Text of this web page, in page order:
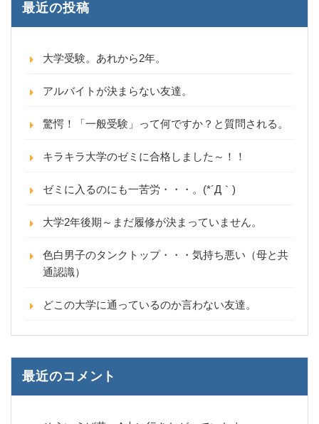
最近の投稿
大学受験。あれから2年。
アルバイトが決まらない友達。
驚愕！「一般受験」って何ですか？と質問される。
キラキラ大学のゼミに合格しました～！！
ゼミに入るのにも一苦労・・・。(*´Д｀)
大学2年後期～まだ履修が決まっていません。
色白男子のタンクトップ・・・気持ち悪い（母と共
通認識）
どこの大学に通っているのか言わない友達。
最近のコメント